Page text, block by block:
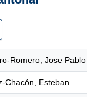
Romero, Jose Pablo
Chacón, Esteban